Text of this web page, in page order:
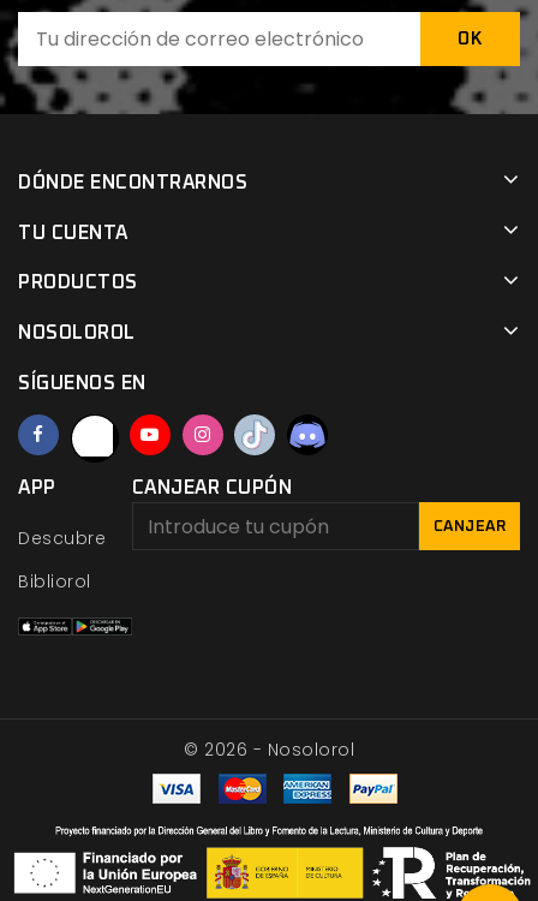
DÓNDE ENCONTRARNOS
TU CUENTA
PRODUCTOS
NOSOLOROL
SÍGUENOS EN
APP
Descubre
Bibliorol
CANJEAR CUPÓN
CANJEAR
© 2026 - Nosolorol